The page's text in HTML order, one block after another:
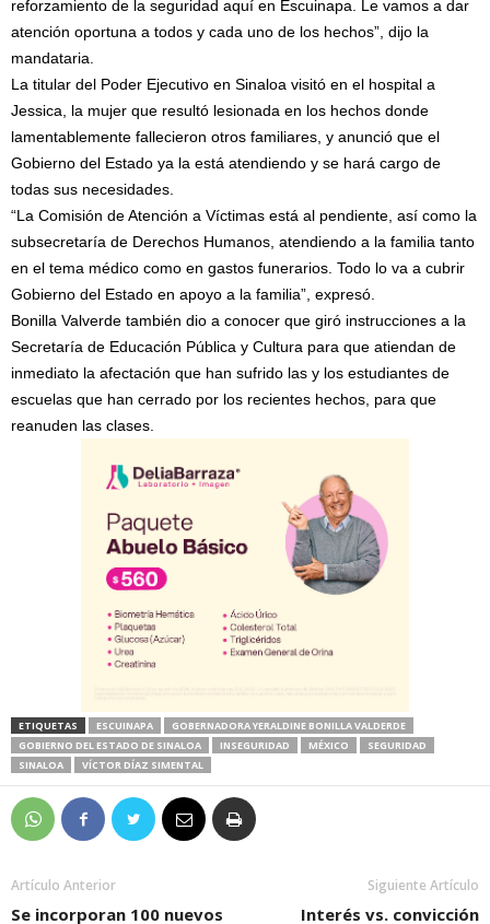
reforzamiento de la seguridad aquí en Escuinapa. Le vamos a dar
atención oportuna a todos y cada uno de los hechos”, dijo la
mandataria.
La titular del Poder Ejecutivo en Sinaloa visitó en el hospital a
Jessica, la mujer que resultó lesionada en los hechos donde
lamentablemente fallecieron otros familiares, y anunció que el
Gobierno del Estado ya la está atendiendo y se hará cargo de
todas sus necesidades.
“La Comisión de Atención a Víctimas está al pendiente, así como la
subsecretaría de Derechos Humanos, atendiendo a la familia tanto
en el tema médico como en gastos funerarios. Todo lo va a cubrir
Gobierno del Estado en apoyo a la familia”, expresó.
Bonilla Valverde también dio a conocer que giró instrucciones a la
Secretaría de Educación Pública y Cultura para que atiendan de
inmediato la afectación que han sufrido las y los estudiantes de
escuelas que han cerrado por los recientes hechos, para que
reanuden las clases.
ETIQUETAS ESCUINAPA
GOBERNADORA YERALDINE BONILLA VALDERDE
GOBIERNO DEL ESTADO DE SINALOA
INSEGURIDAD MÉXICO
SEGURIDAD
SINALOA
VÍCTOR DÍAZ SIMENTAL
Artículo Anterior
Se incorporan 100 nuevos
Siguiente Artículo
Interés vs. convicción